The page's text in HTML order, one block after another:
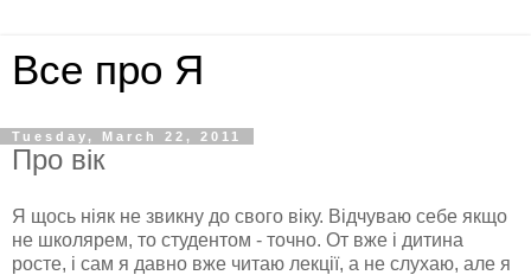
Все про Я
Tuesday, March 22, 2011
Про вік
Я щось ніяк не звикну до свого віку. Відчуваю себе якщо
не школярем, то студентом - точно. От вже і дитина
росте, і сам я давно вже читаю лекції, а не слухаю, але я